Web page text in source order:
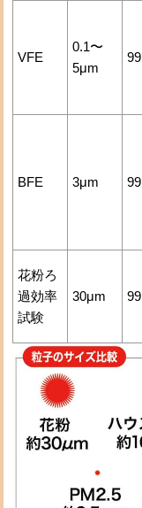
VFE
0.1〜
5μm
BFE 3μm
花粉ろ
過効率
試験
30μm